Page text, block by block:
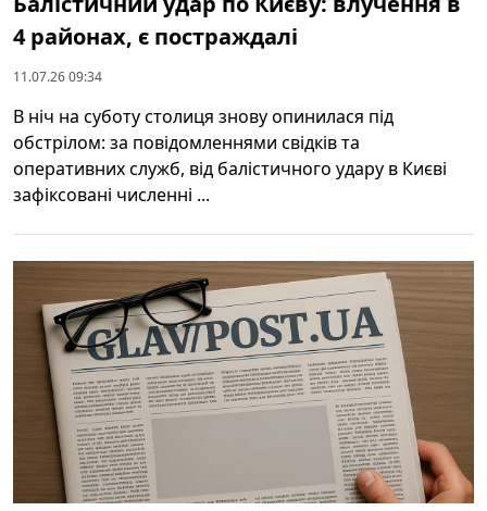
4 районах, є постраждалі
11.07.26 09:34
В ніч на суботу столиця знову опинилася під
обстрілом: за повідомленнями свідків та
оперативних служб, від балістичного удару в Києві
зафіксовані численні ...